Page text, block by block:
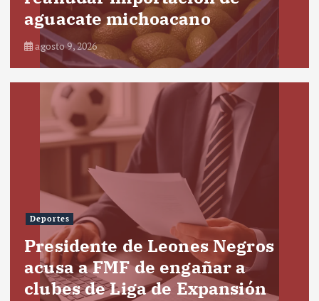
aguacate michoacano
agosto 9, 2026
Deportes
Presidente de Leones Negros
acusa a FMF de engañar a
clubes de Liga de Expansión